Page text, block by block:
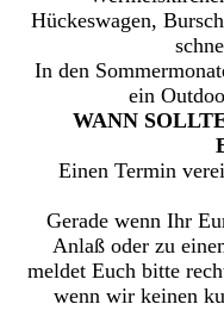
Hückeswagen,
In den
ein
WANN
Einen Termin
Gerade wenn Ihr
Anlaß oder zu
meldet Euch bitte
wenn wir keinen